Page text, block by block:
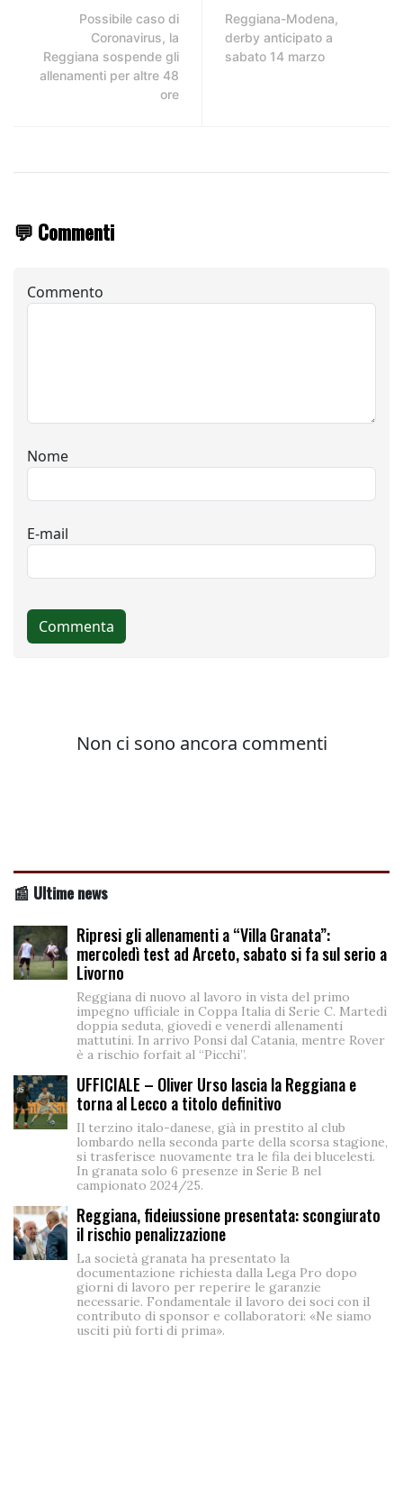
Possibile caso di
Coronavirus, la
Reggiana sospende gli
allenamenti per altre 48
ore
Reggiana-Modena,
derby anticipato a
sabato 14 marzo
💬 Commenti
📰 Ultime news
Ripresi gli allenamenti a “Villa Granata”:
mercoledì test ad Arceto, sabato si fa sul serio a
Livorno
Reggiana di nuovo al lavoro in vista del primo
impegno ufficiale in Coppa Italia di Serie C. Martedì
doppia seduta, giovedì e venerdì allenamenti
mattutini. In arrivo Ponsi dal Catania, mentre Rover
è a rischio forfait al “Picchi”.
UFFICIALE – Oliver Urso lascia la Reggiana e
torna al Lecco a titolo definitivo
Il terzino italo-danese, già in prestito al club
lombardo nella seconda parte della scorsa stagione,
si trasferisce nuovamente tra le fila dei blucelesti.
In granata solo 6 presenze in Serie B nel
campionato 2024/25.
Reggiana, fideiussione presentata: scongiurato
il rischio penalizzazione
La società granata ha presentato la
documentazione richiesta dalla Lega Pro dopo
giorni di lavoro per reperire le garanzie
necessarie. Fondamentale il lavoro dei soci con il
contributo di sponsor e collaboratori: «Ne siamo
usciti più forti di prima».